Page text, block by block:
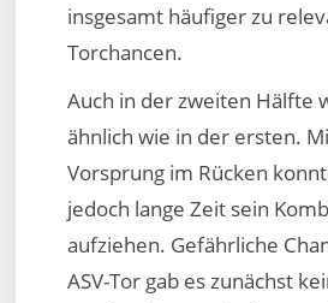
insgesamt häufiger zu
Torchancen.
Auch in der zweiten Hälfte
ähnlich wie in der ersten.
Vorsprung im Rücken
jedoch lange Zeit sein
aufziehen. Gefährliche
ASV-Tor gab es zunächst